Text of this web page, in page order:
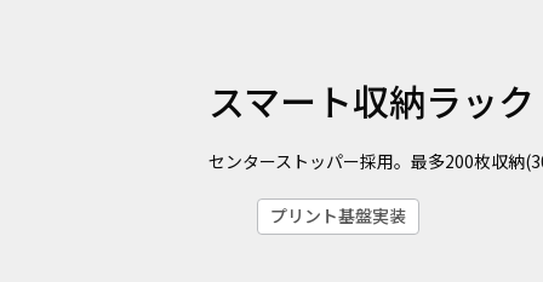
スマート収納ラック
センターストッパー採用。最多200枚収納
プリント基盤実装